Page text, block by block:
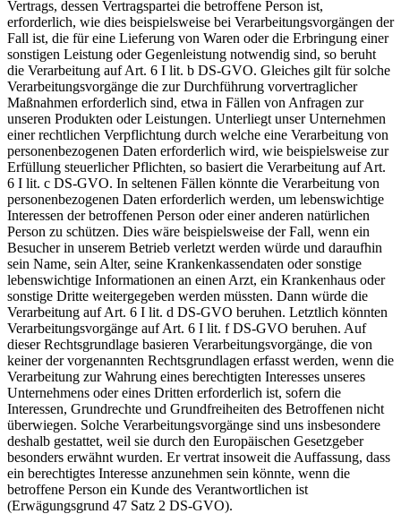
Vertrags, dessen Vertragspartei die betroffene Person ist,
erforderlich, wie dies beispielsweise bei Verarbeitungsvorgängen der
Fall ist, die für eine Lieferung von Waren oder die Erbringung einer
sonstigen Leistung oder Gegenleistung notwendig sind, so beruht
die Verarbeitung auf Art. 6 I lit. b DS-GVO. Gleiches gilt für solche
Verarbeitungsvorgänge die zur Durchführung vorvertraglicher
Maßnahmen erforderlich sind, etwa in Fällen von Anfragen zur
unseren Produkten oder Leistungen. Unterliegt unser Unternehmen
einer rechtlichen Verpflichtung durch welche eine Verarbeitung von
personenbezogenen Daten erforderlich wird, wie beispielsweise zur
Erfüllung steuerlicher Pflichten, so basiert die Verarbeitung auf Art.
6 I lit. c DS-GVO. In seltenen Fällen könnte die Verarbeitung von
personenbezogenen Daten erforderlich werden, um lebenswichtige
Interessen der betroffenen Person oder einer anderen natürlichen
Person zu schützen. Dies wäre beispielsweise der Fall, wenn ein
Besucher in unserem Betrieb verletzt werden würde und daraufhin
sein Name, sein Alter, seine Krankenkassendaten oder sonstige
lebenswichtige Informationen an einen Arzt, ein Krankenhaus oder
sonstige Dritte weitergegeben werden müssten. Dann würde die
Verarbeitung auf Art. 6 I lit. d DS-GVO beruhen. Letztlich könnten
Verarbeitungsvorgänge auf Art. 6 I lit. f DS-GVO beruhen. Auf
dieser Rechtsgrundlage basieren Verarbeitungsvorgänge, die von
keiner der vorgenannten Rechtsgrundlagen erfasst werden, wenn die
Verarbeitung zur Wahrung eines berechtigten Interesses unseres
Unternehmens oder eines Dritten erforderlich ist, sofern die
Interessen, Grundrechte und Grundfreiheiten des Betroffenen nicht
überwiegen. Solche Verarbeitungsvorgänge sind uns insbesondere
deshalb gestattet, weil sie durch den Europäischen Gesetzgeber
besonders erwähnt wurden. Er vertrat insoweit die Auffassung, dass
ein berechtigtes Interesse anzunehmen sein könnte, wenn die
betroffene Person ein Kunde des Verantwortlichen ist
(Erwägungsgrund 47 Satz 2 DS-GVO).